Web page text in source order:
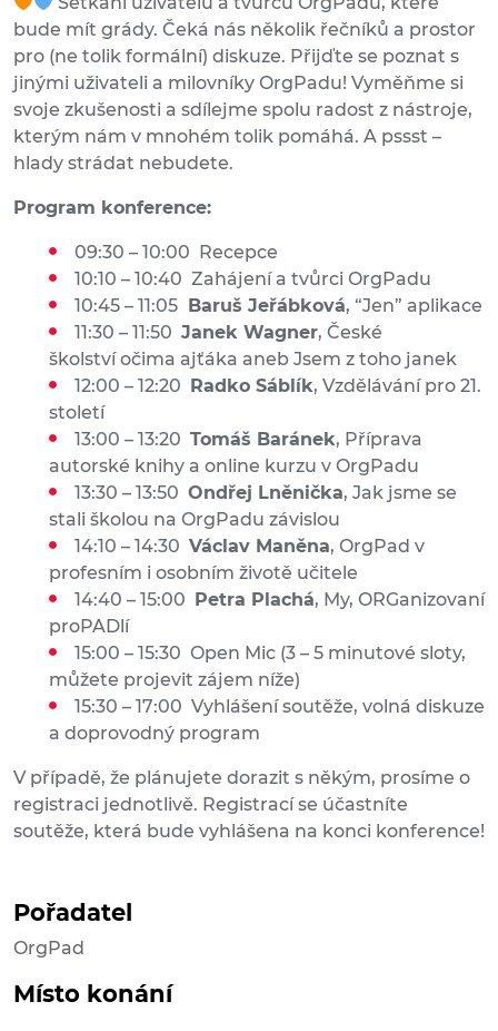
bude mít grády. Čeká nás několik řečníků a prostor
pro (ne tolik formální) diskuze. Přijďte se poznat s
jinými uživateli a milovníky OrgPadu! Vyměňme si
svoje zkušenosti a sdílejme spolu radost z nástroje,
kterým nám v mnohém tolik pomáhá. A pssst –
hlady strádat nebudete.
Program konference:
​09:30 – 10:00 Recepce
10:10 – 10:40 Zahájení a tvůrci OrgPadu
10:45 – 11:05
Baruš Jeřábková, “Jen” aplikace
11:30 – 11:50 Janek Wagner, České
školství očima ajťáka aneb Jsem z toho janek
12:00 – 12:20
Radko Sáblík, Vzdělávání pro 21.
století
13:00 – 13:20 Tomáš Baránek, Příprava
autorské knihy a online kurzu v OrgPadu
13:30 – 13:50 Ondřej Lněnička, Jak jsme se
stali školou na OrgPadu závislou
14:10 – 14:30 Václav Maněna, OrgPad v
profesním i osobním životě učitele
14:40 – 15:00
Petra Plachá, My, ORGanizovaní
proPADlí
15:00 – 15:30 Open Mic (3 – 5 minutové sloty,
můžete projevit zájem níže)
15:30 – 17:00 Vyhlášení soutěže, volná diskuze
a doprovodný program
V případě, že plánujete dorazit s někým, prosíme o
registraci jednotlivě. Registrací se účastníte
soutěže, která bude vyhlášena na konci konference!
Pořadatel
OrgPad
Místo konání